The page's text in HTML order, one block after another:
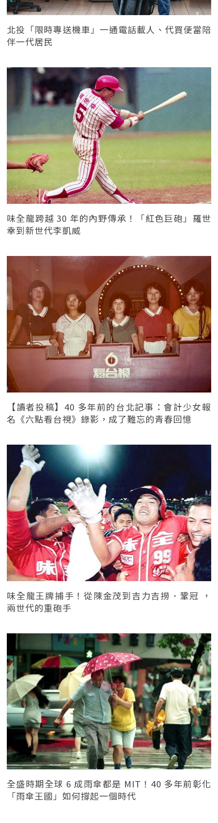
北投「限時專送機車」一通電話載人、代買便當陪
伴一代居民
味全龍跨越 30 年的內野傳承！「紅色巨砲」羅世
幸到新世代李凱威
【讀者投稿】40 多年前的台北記事：會計少女報
名《六點看台視》錄影，成了難忘的青春回憶
味全龍王牌捕手！從陳金茂到吉力吉撈．鞏冠 ，
兩世代的重砲手
全盛時期全球 6 成雨傘都是 MIT！40 多年前彰化
「雨傘王國」如何撐起一個時代